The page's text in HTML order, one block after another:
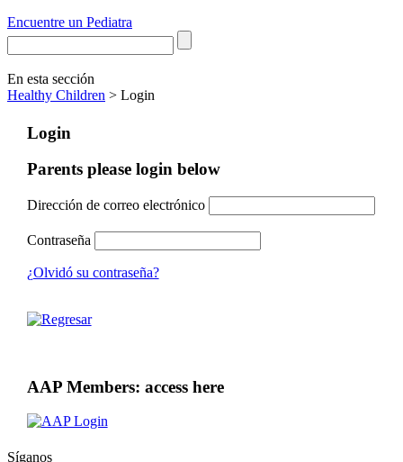
Encuentre un Pediatra
En esta sección
Healthy Children > Login
Login
Parents please login below
Dirección de correo electrónico
Contraseña
¿Olvidó su contraseña?
AAP Members: access here
Síganos